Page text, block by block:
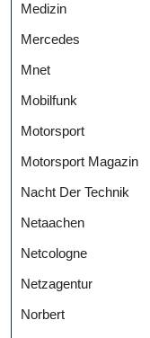
Medizin
Mercedes
Mnet
Mobilfunk
Motorsport
Motorsport Magazin
Nacht Der Technik
Netaachen
Netcologne
Netzagentur
Norbert